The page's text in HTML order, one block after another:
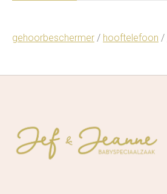
gehoorbeschermer / hooftelefoon /